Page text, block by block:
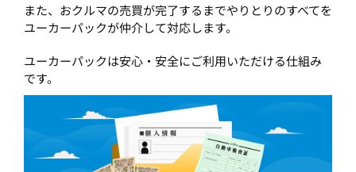
また、おクルマの売買が完了するまでやりとりのすべてを
ユーカーパックが仲介して対応します。
ユーカーパックは安心・安全にご利用いただける仕組み
です。